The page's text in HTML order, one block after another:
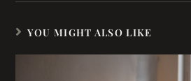
YOU MIGHT ALSO LIKE